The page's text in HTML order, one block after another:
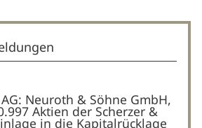
Neuroth & Söhne GmbH,
Aktien der Scherzer &
in die Kapitalrücklage